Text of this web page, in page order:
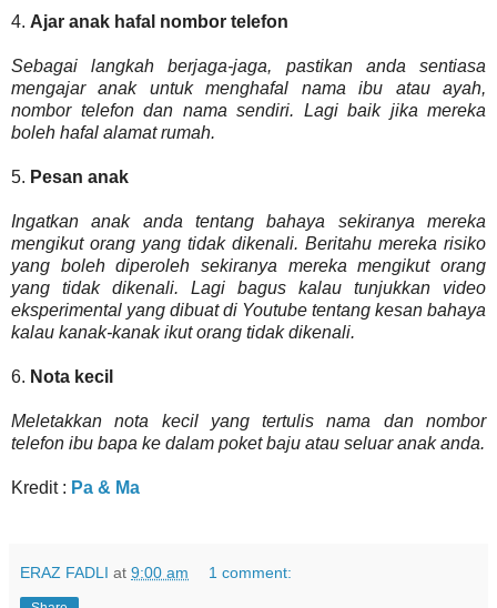
4. Ajar anak hafal nombor telefon
Sebagai langkah berjaga-jaga, pastikan anda sentiasa
mengajar anak untuk menghafal nama ibu atau ayah,
nombor telefon dan nama sendiri. Lagi baik jika mereka
boleh hafal alamat rumah.
5. Pesan anak
Ingatkan anak anda tentang bahaya sekiranya mereka
mengikut orang yang tidak dikenali. Beritahu mereka risiko
yang boleh diperoleh sekiranya mereka mengikut orang
yang tidak dikenali. Lagi bagus kalau tunjukkan video
eksperimental yang dibuat di Youtube tentang kesan bahaya
kalau kanak-kanak ikut orang tidak dikenali.
6. Nota kecil
Meletakkan nota kecil yang tertulis nama dan nombor
telefon ibu bapa ke dalam poket baju atau seluar anak anda.
Kredit : Pa & Ma
ERAZ FADLI at 9:00 am 1 comment: